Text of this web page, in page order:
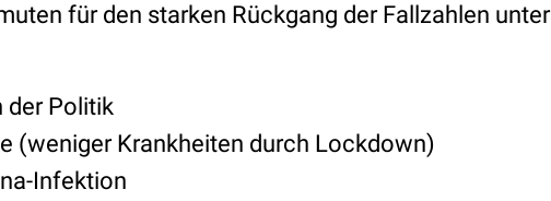
für den starken Rückgang der Fallzahlen unter
der Politik
(weniger Krankheiten durch Lockdown)
Infektion